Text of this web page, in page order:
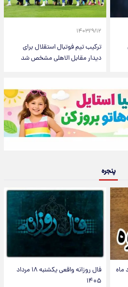
۱۴۰۳/۹/۱۲
ترکیب تیم فوتبال استقلال برای
دیدار مقابل الاهلی مشخص شد
پنجره
۱۸ مرداد ماه
فال روزانه واقعی یکشنبه ۱۸ مرداد
۱۴۰۵